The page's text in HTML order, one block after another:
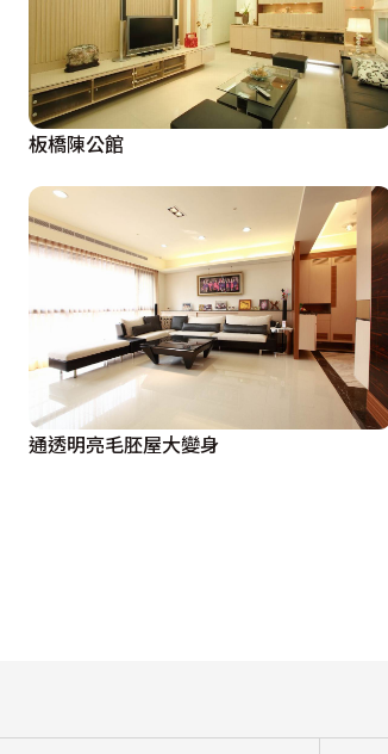
餐廳的收納空間相當充裕，在與客廳的
的規劃。天花部份將原建物的樑柱修飾
圍表現完整。餐廚之間採清玻璃搭配木作
進入餐、客廳，於上方更為女主人貼心設
為掩去一進門即看見主臥床頭部份，設計
氛圍，一旁的梳妝台，也有著與衣櫃相同
板橋陳公館
通透明亮毛胚屋大變身